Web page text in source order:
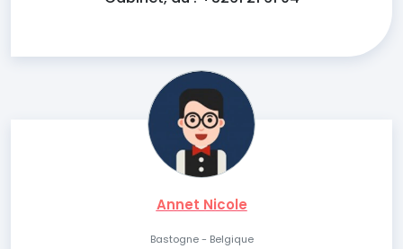
Annet Nicole
Bastogne - Belgique